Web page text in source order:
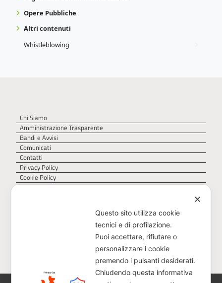
Opere Pubbliche
Altri contenuti
Whistleblowing
Chi Siamo
Amministrazione Trasparente
Bandi e Avvisi
Comunicati
Contatti
Privacy Policy
Cookie Policy
✕
Questo sito utilizza cookie
tecnici e di profilazione.
Puoi accettare, rifiutare o
personalizzare i cookie
premendo i pulsanti desiderati.
Chiudendo questa informativa